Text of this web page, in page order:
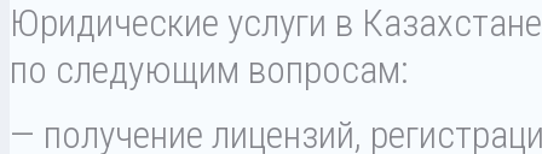
Юридические услуги в
по следующим вопросам:
— получение лицензий,